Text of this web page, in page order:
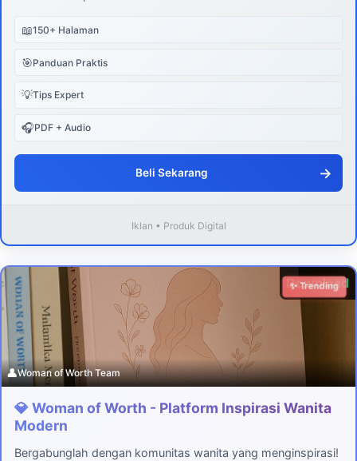
📖150+ Halaman
🎯Panduan Praktis
💡Tips Expert
🎧PDF + Audio
Beli Sekarang →
Iklan • Produk Digital
Download
✨ Trending
👤Woman of Worth Team
💎 Woman of Worth - Platform Inspirasi Wanita
Modern
Bergabunglah dengan komunitas wanita yang menginspirasi!